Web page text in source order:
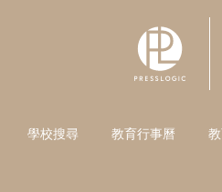
學校搜尋 教育行事曆